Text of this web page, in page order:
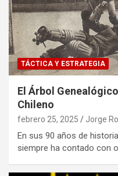
TÁCTICA Y ESTRATEGIA
El Árbol
Chileno
febrero 25, 2025 Jorge
En sus 90 años de
siempre ha contado con